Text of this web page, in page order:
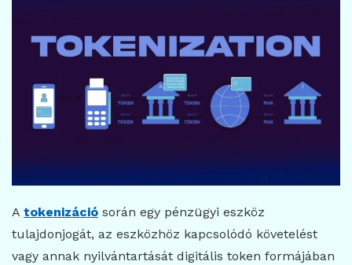
A tokenizáció során egy pénzügyi eszköz
tulajdonjogát, az eszközhöz kapcsolódó követelést
vagy annak nyilvántartását digitális token formájában